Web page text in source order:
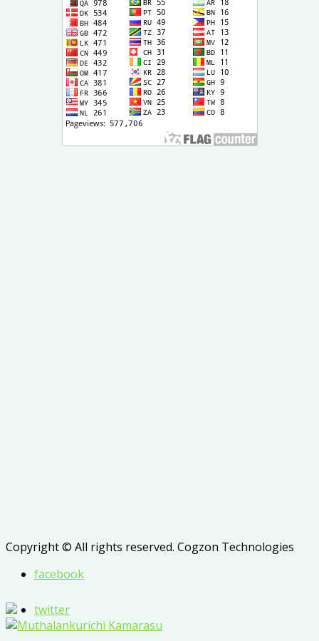
Copyright © All rights reserved. Cogzon Technologies
facebook
twitter